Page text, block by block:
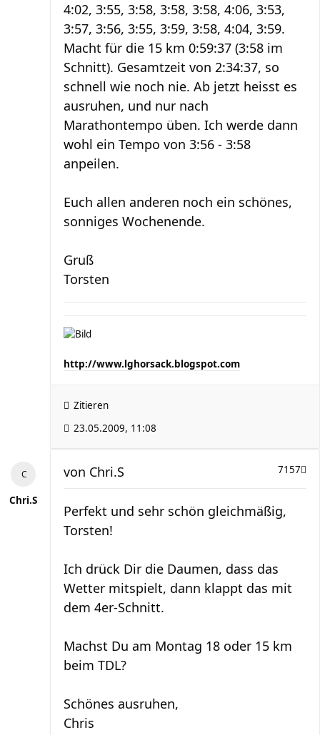
4:02, 3:55, 3:58, 3:58, 3:58, 4:06, 3:53,
3:57, 3:56, 3:55, 3:59, 3:58, 4:04, 3:59.
Macht für die 15 km 0:59:37 (3:58 im
Schnitt). Gesamtzeit von 2:34:37, so
schnell wie noch nie. Ab jetzt heisst es
ausruhen, und nur nach
Marathontempo üben. Ich werde dann
wohl ein Tempo von 3:56 - 3:58
anpeilen.
Euch allen anderen noch ein schönes,
sonniges Wochenende.
Gruß
Torsten
http://www.lghorsack.blogspot.com
Zitieren
23.05.2009, 11:08
Chri.S
7157
von Chri.S
Perfekt und sehr schön gleichmäßig,
Torsten!
Ich drück Dir die Daumen, dass das
Wetter mitspielt, dann klappt das mit
dem 4er-Schnitt.
Machst Du am Montag 18 oder 15 km
beim TDL?
Schönes ausruhen,
Chris